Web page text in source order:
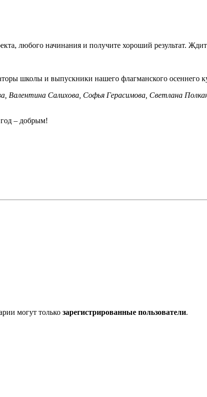
любого начинания и получите хороший результат.
школы и выпускники нашего флагманского осеннего
Валентина Салихова, Софья Герасимова, Светлана
– добрым!
могут только зарегистрированные пользователи.